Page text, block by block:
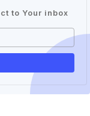
to Your inbox